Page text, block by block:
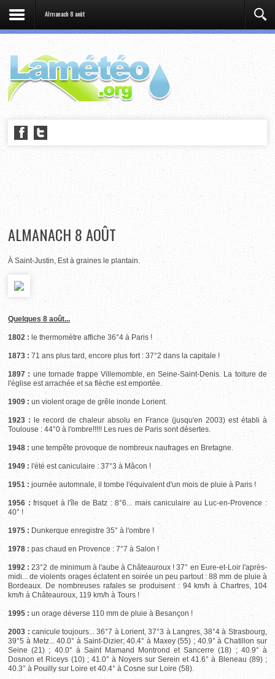
Almanach 8 août
ALMANACH 8 AOÛT
À Saint-Justin, Est à graines le plantain.
Quelques 8 août...
1802 : le thermomètre affiche 36°4 à Paris !
1873 : 71 ans plus tard, encore plus fort : 37°2 dans la capitale !
1897 : une tornade frappe Villemomble, en Seine-Saint-Denis. La toiture de
l'église est arrachée et sa flèche est emportée.
1909 : un violent orage de grêle inonde Lorient.
1923 : le record de chaleur absolu en France (jusqu'en 2003) est établi à
Toulouse : 44°0 à l'ombre!!!!! Les rues de Paris sont désertes.
1948 : une tempête provoque de nombreux naufrages en Bretagne.
1949 : l'été est caniculaire : 37°3 à Mâcon !
1951 : journée automnale, il tombe l'équivalent d'un mois de pluie à Paris !
1956 : frisquet à l'île de Batz : 8°6... mais caniculaire au Luc-en-Provence :
40° !
1975 : Dunkerque enregistre 35° à l'ombre !
1978 : pas chaud en Provence : 7°7 à Salon !
1992 : 23°2 de minimum à l'aube à Châteauroux ! 37° en Eure-et-Loir l'après-
midi... de violents orages éclatent en soirée un peu partout : 88 mm de pluie à
Bordeaux. De nombreuses rafales se produisent : 94 km/h à Chartres, 104
km/h à Châteauroux, 119 km/h à Tours !
1995 : un orage déverse 110 mm de pluie à Besançon !
2003 : canicule toujours... 36°7 à Lorient, 37°3 à Langres, 38°4 à Strasbourg,
39°5 à Metz... 40.0° à Saint-Dizier; 40.4° à Maxey (55) ; 40.9° à Chatillon sur
Seine (21) ; 40.0° à Saint Mamand Montrond et Sancerre (18) ; 40.9° à
Dosnon et Riceys (10) ; 41.0° à Noyers sur Serein et 41.6° à Bleneau (89) ;
40.3° à Pouilly sur Loire et 40.4° à Cosne sur Loire (58).